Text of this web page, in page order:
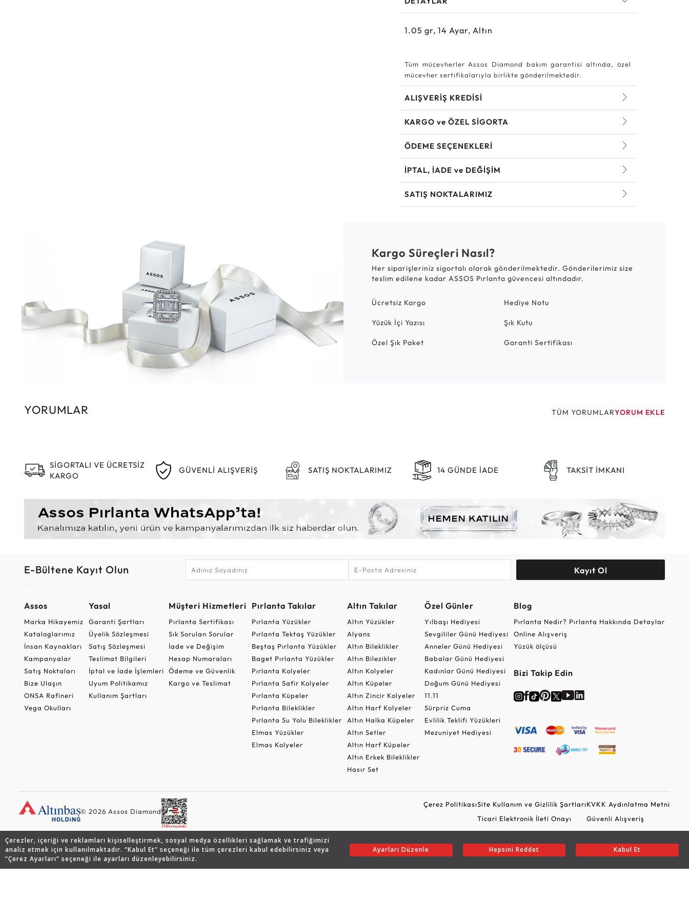
Çerezler, içeriği ve reklamları kişiselleştirmek, sosyal medya özellikleri sağlamak ve trafiğimizi
analiz etmek için kullanılmaktadır. “Kabul Et” seçeneği ile tüm çerezleri kabul edebilirsiniz veya
“Çerez Ayarları” seçeneği ile ayarları düzenleyebilirsiniz.
Ayarları Düzenle Hepsini Reddet Kabul Et
1.05gr,14Ayar, Altın
Tüm mücevherler Assos Diamond bakım garantisi altında, özel
mücevher sertifikalarıyla birlikte gönderilmektedir.
ALIŞVERİŞ KREDİSİ
KARGO ve ÖZEL SİGORTA
ÖDEME SEÇENEKLERİ
İPTAL, İADE ve DEĞİŞİM
SATIŞ NOKTALARIMIZ
Kargo Süreçleri Nasıl?
Her siparişleriniz sigortalı olarak gönderilmektedir. Gönderilerimiz size
teslim edilene kadar ASSOS Pırlanta güvencesi altındadır.
Ücretsiz Kargo Hediye Notu
Yüzük İçi Yazısı Şık Kutu
Özel Şık Paket Garanti Sertifikası
YORUMLAR TÜM YORUMLARYORUM EKLE
SİGORTALI VE ÜCRETSİZ
KARGO
GÜVENLİ ALIŞVERİŞ SATIŞ NOKTALARIMIZ 14 GÜNDE İADE TAKSİT İMKANI
E-Bültene Kayıt Olun Kayıt Ol
Assos
Marka Hikayemiz
Kataloglarımız
İnsan Kaynakları
Kampanyalar
Satış Noktaları
Bize Ulaşın
ONSA Rafineri
Vega Okulları
Yasal
Garanti Şartları
Üyelik Sözleşmesi
Satış Sözleşmesi
Teslimat Bilgileri
İptal ve İade İşlemleri
Uyum Politikamız
Kullanım Şartları
Müşteri Hizmetleri
Pırlanta Sertifikası
Sık Sorulan Sorular
İade ve Değişim
Hesap Numaraları
Ödeme ve Güvenlik
Kargo ve Teslimat
Pırlanta Takılar
Pırlanta Yüzükler
Pırlanta Tektaş Yüzükler
Beştaş Pırlanta Yüzükler
Baget Pırlanta Yüzükler
Pırlanta Kolyeler
Pırlanta Safir Kolyeler
Pırlanta Küpeler
Pırlanta Bileklikler
Pırlanta Su Yolu Bileklikler
Elmas Yüzükler
Elmas Kolyeler
Altın Takılar
Altın Yüzükler
Alyans
Altın Bileklikler
Altın Bilezikler
Altın Kolyeler
Altın Küpeler
Altın Zincir Kolyeler
Altın Harf Kolyeler
Altın Halka Küpeler
Altın Setler
Altın Harf Küpeler
Altın Erkek Bileklikler
Hasır Set
Özel Günler
Yılbaşı Hediyesi
Sevgililer Günü Hediyesi
Anneler Günü Hediyesi
Babalar Günü Hediyesi
Kadınlar Günü Hediyesi
Doğum Günü Hediyesi
11.11
Sürpriz Cuma
Evlilik Teklifi Yüzükleri
Mezuniyet Hediyesi
Blog
Pırlanta Nedir? Pırlanta Hakkında Detaylar
Online Alışveriş
Yüzük ölçüsü
Bizi Takip Edin
© 2026 Assos Diamond
Çerez PolitikasıSite Kullanım ve Gizlilik Şartları
Ticari Elektronik İleti Onayı
KVKK Aydınlatma Metni
Güvenli Alışveriş
Copyright © 2026 Assos Pırlanta - Bu sitenin tüm hakları saklıdır.